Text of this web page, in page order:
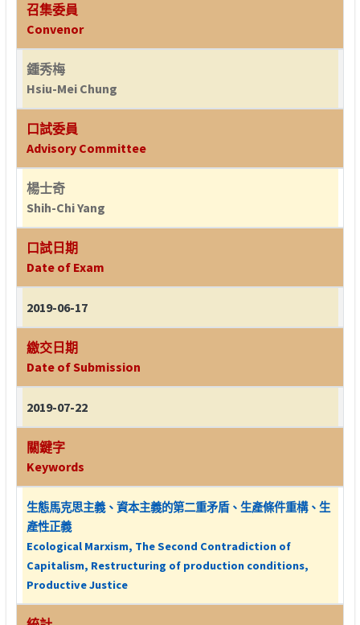
召集委員
Convenor
鍾秀梅
Hsiu-Mei Chung
口試委員
Advisory Committee
楊士奇
Shih-Chi Yang
口試日期
Date of Exam
2019-06-17
繳交日期
Date of Submission
2019-07-22
關鍵字
Keywords
生態馬克思主義、資本主義的第二重矛盾、生產條件重構、生
產性正義
Ecological Marxism, The Second Contradiction of
Capitalism, Restructuring of production conditions,
Productive Justice